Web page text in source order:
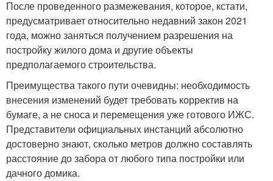
После проведенного размежевания, которое, кстати,
предусматривает относительно недавний закон 2021
года, можно заняться получением разрешения на
постройку жилого дома и другие объекты
предполагаемого строительства.
Преимущества такого пути очевидны: необходимость
внесения изменений будет требовать корректив на
бумаге, а не сноса и перемещения уже готового ИЖС.
Представители официальных инстанций абсолютно
достоверно знают, сколько метров должно составлять
расстояние до забора от любого типа постройки или
дачного домика.